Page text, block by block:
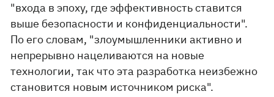
"входа в эпоху, где эффективность ставится
выше безопасности и конфиденциальности".
По его словам, "злоумышленники активно и
непрерывно нацеливаются на новые
технологии, так что эта разработка неизбежно
становится новым источником риска".